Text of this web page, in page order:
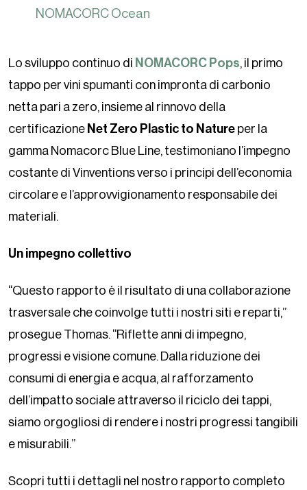
NOMACORC Ocean
Lo sviluppo continuo di NOMACORC Pops, il primo
tappo per vini spumanti con impronta di carbonio
netta pari a zero, insieme al rinnovo della
certificazione Net Zero Plastic to Nature per la
gamma Nomacorc Blue Line, testimoniano l’impegno
costante di Vinventions verso i principi dell’economia
circolare e l’approvvigionamento responsabile dei
materiali.
Un impegno collettivo
“Questo rapporto è il risultato di una collaborazione
trasversale che coinvolge tutti i nostri siti e reparti,”
prosegue Thomas. “Riflette anni di impegno,
progressi e visione comune. Dalla riduzione dei
consumi di energia e acqua, al rafforzamento
dell’impatto sociale attraverso il riciclo dei tappi,
siamo orgogliosi di rendere i nostri progressi tangibili
e misurabili.”
Scopri tutti i dettagli nel nostro rapporto completo